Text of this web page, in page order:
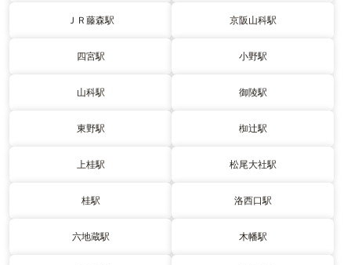
ＪＲ藤森駅 京阪山科駅
四宮駅 小野駅
山科駅 御陵駅
東野駅 椥辻駅
上桂駅 松尾大社駅
桂駅 洛西口駅
六地蔵駅 木幡駅